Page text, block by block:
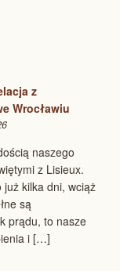
z
Wrocławiu
naszego
z Lisieux.
już kilka dni, wciąż
są
prądu, to nasze
i […]